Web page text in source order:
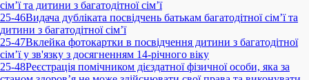
сім’ї та дитини з багатодітної сім’ї
25-46Видача дубліката посвідчень батькам багатодітної сім’ї та
дитини з багатодітної сім’ї
25-47Вклейка фотокартки в посвідчення дитини з багатодітної
сім’ї у зв'язку з досягненням 14-річного віку
25-48Реєстрація помічником дієздатної фізичної особи, яка за